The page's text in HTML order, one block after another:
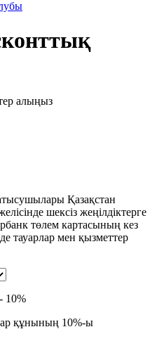
алыңыз
Қазақстан
шексіз жеңілдіктерге
төлем картасының кез
тауарлар мен қызметтер
10%
құнының 10%-ы